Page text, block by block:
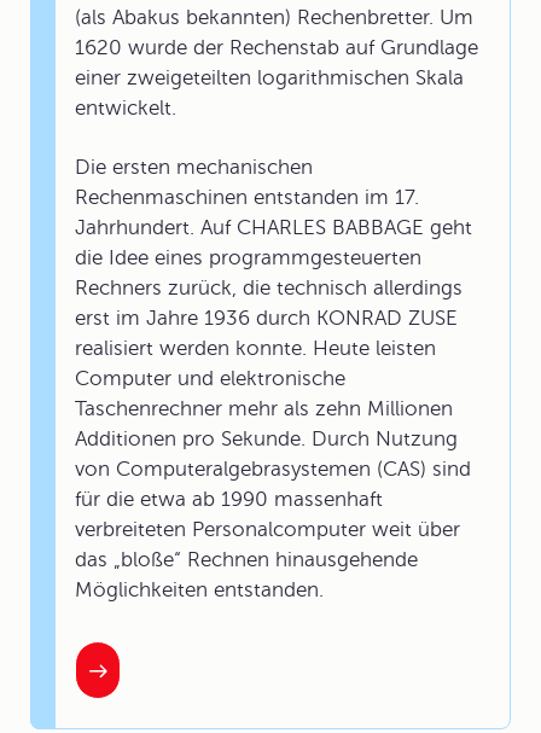
(als Abakus bekannten) Rechenbretter. Um
1620 wurde der Rechenstab auf Grundlage
einer zweigeteilten logarithmischen Skala
entwickelt.
Die ersten mechanischen
Rechenmaschinen entstanden im 17.
Jahrhundert. Auf CHARLES BABBAGE geht
die Idee eines programmgesteuerten
Rechners zurück, die technisch allerdings
erst im Jahre 1936 durch KONRAD ZUSE
realisiert werden konnte. Heute leisten
Computer und elektronische
Taschenrechner mehr als zehn Millionen
Additionen pro Sekunde. Durch Nutzung
von Computeralgebrasystemen (CAS) sind
für die etwa ab 1990 massenhaft
verbreiteten Personalcomputer weit über
das „bloße“ Rechnen hinausgehende
Möglichkeiten entstanden.